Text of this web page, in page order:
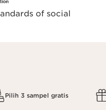
of social
Pilih 3 sampel gratis